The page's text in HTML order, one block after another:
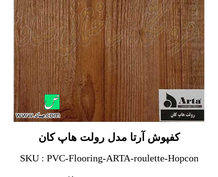
کفپوش آرتا مدل رولت هاپ کان
SKU : PVC-Flooring-ARTA-roulette-Hopcon